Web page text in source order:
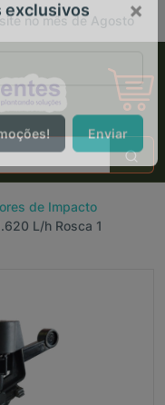
no mês de Agosto
de Impacto
L/h Rosca 1
×
Enviar